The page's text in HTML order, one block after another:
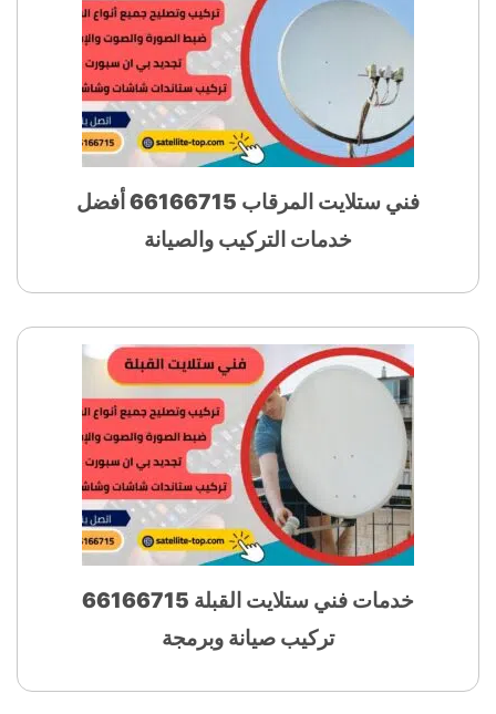
فني ستلايت المرقاب 66166715 أفضل
خدمات التركيب والصيانة
خدمات فني ستلايت القبلة 66166715
تركيب صيانة وبرمجة